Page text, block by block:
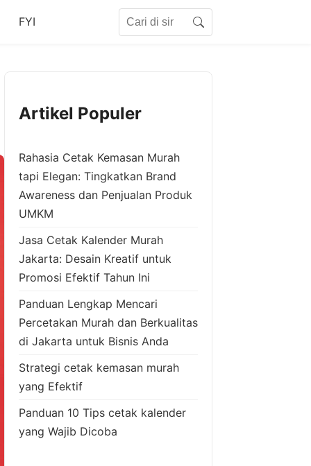
FYI Search
Artikel Populer
Rahasia Cetak Kemasan Murah
tapi Elegan: Tingkatkan Brand
Awareness dan Penjualan Produk
UMKM
Jasa Cetak Kalender Murah
Jakarta: Desain Kreatif untuk
Promosi Efektif Tahun Ini
Panduan Lengkap Mencari
Percetakan Murah dan Berkualitas
di Jakarta untuk Bisnis Anda
Strategi cetak kemasan murah
yang Efektif
Panduan 10 Tips cetak kalender
yang Wajib Dicoba